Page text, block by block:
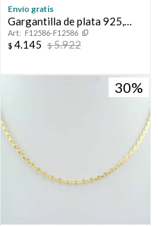
Envío gratis
Gargantilla de plata 925,
FIGARO, 50 cm.
F12586-F12586
$ 4.145 $5.922
30